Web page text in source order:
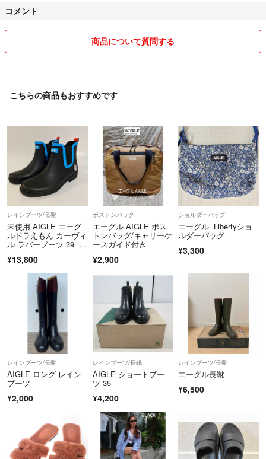
新規で実績ない方は購入される前にコメントください。
♥︎送料込みの配送方法は最安値の方法で発送させて頂きます
♥︎出品価格はできるだけ安く設定させて頂いているつもりなので、
♥︎マナーの悪い方とはお取り引きご遠慮させて頂きます
♥︎サイズが合わなかった、思い通りの品ではなかった等のクレームや返
お断りいたしますのでご了承下さい。
商品を丁寧に検品し、プチプチなどしっかり包装させて頂きます。ピア
スのピンが斜めにならないように梱包にハードガードも入れています。
♥︎神経質な方や完璧を求める方はご遠慮下さい
♥︎返品、交換は不可です
★入手時期により、ピアスの台紙は写真と少々仕様違う場合はあります
が、ご了承のほどお願いいたします。
気持ちの良いお取り引きを心掛けておりますのでどうぞ宜しくお願い致
します。
コメント
商品について質問する
こちらの商品もおすすめです
レインブーツ/長靴
未使用 AIGLE エーグ
ルドラえもん カーヴィ
ル ラバーブーツ 39 2
¥13,800
ボストンバッグ
エーグル AIGLE ボス
トンバッグ/キャリーケ
ースガイド付き
¥2,900
ショルダーバッグ
エーグル Libertyショ
ルダーバッグ
¥3,300
レインブーツ/長靴
AIGLE ロング レイン
ブーツ
¥2,000
レインブーツ/長靴
AIGLE ショートブー
ツ 35
¥4,200
レインブーツ/長靴
エーグル長靴
¥6,500